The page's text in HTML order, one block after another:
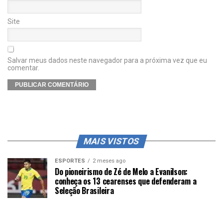
Site
Salvar meus dados neste navegador para a próxima vez que eu
comentar.
MAIS VISTOS
ESPORTES 2 meses ago
Do pioneirismo de Zé de Melo a Evanilson:
conheça os 13 cearenses que defenderam a
Seleção Brasileira